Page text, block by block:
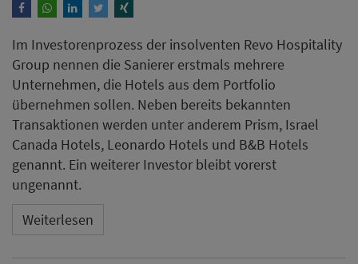
Im Investorenprozess der insolventen Revo Hospitality
Group nennen die Sanierer erstmals mehrere
Unternehmen, die Hotels aus dem Portfolio
übernehmen sollen. Neben bereits bekannten
Transaktionen werden unter anderem Prism, Israel
Canada Hotels, Leonardo Hotels und B&B Hotels
genannt. Ein weiterer Investor bleibt vorerst
ungenannt.
Weiterlesen